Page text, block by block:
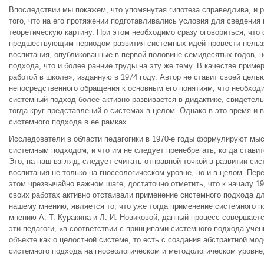
Впоследствии мы покажем, что упомянутая гипотеза справедлива, и
того, что на его протяжении подготавливались условия для
теоретическую картину. При этом необходимо сразу оговориться,
предшествующим периодом развития системных идей провести
воспитания, опубликованные в первой половине семидесятых годов,
подхода, что и более ранние труды на эту же тему. В качестве
работой в школе», изданную в 1974 году. Автор не ставит своей
непосредственного обращения к основным его понятиям, что
системный подход более активно развивается в дидактике,
тогда круг представлений о системах в целом. Однако в это время и
системного подхода в ее рамках.
Исследователи в области педагогики в 1970-е годы формулируют
системным подходом, и что им не следует пренебрегать, когда
Это, на наш взгляд, следует считать отправной точкой в развитии
воспитания не только на гносеологическом уровне, но и в целом.
этом чрезвычайно важном шаге, достаточно отметить, что к
своих работах активно отстаивали применение системного подхода
нашему мнению, является то, что уже тогда применение системного
мнению А. Т. Куракина и Л. И. Новиковой, данный процесс
эти педагоги, «в соответствии с принципами системного подхода
объекте как о целостной системе, то есть с создания абстрактной
системного подхода на гносеологическом и методологическом